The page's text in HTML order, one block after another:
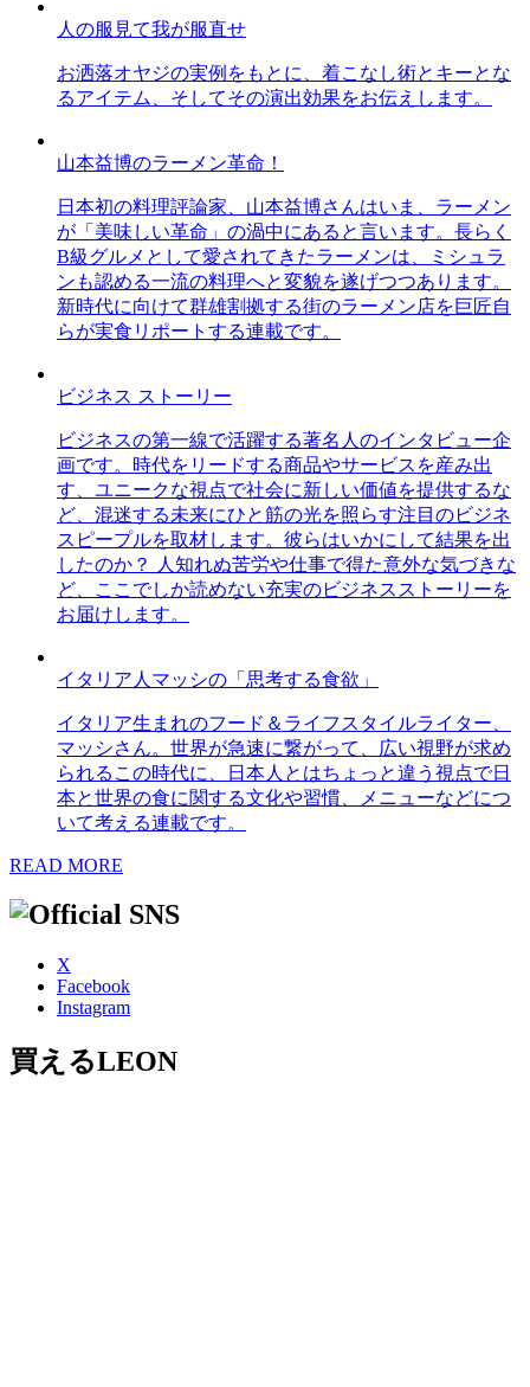
人の服見て我が服直せ
お洒落オヤジの実例をもとに、着こなし術とキーとな
るアイテム、そしてその演出効果をお伝えします。
山本益博のラーメン革命！
日本初の料理評論家、山本益博さんはいま、ラーメン
が「美味しい革命」の渦中にあると言います。長らく
B級グルメとして愛されてきたラーメンは、ミシュラ
ンも認める一流の料理へと変貌を遂げつつあります。
新時代に向けて群雄割拠する街のラーメン店を巨匠自
らが実食リポートする連載です。
ビジネス ストーリー
ビジネスの第一線で活躍する著名人のインタビュー企
画です。時代をリードする商品やサービスを産み出
す、ユニークな視点で社会に新しい価値を提供するな
ど、混迷する未来にひと筋の光を照らす注目のビジネ
スピープルを取材します。彼らはいかにして結果を出
したのか？ 人知れぬ苦労や仕事で得た意外な気づきな
ど、ここでしか読めない充実のビジネスストーリーを
お届けします。
イタリア人マッシの「思考する食欲」
イタリア生まれのフード＆ライフスタイルライター、
マッシさん。世界が急速に繋がって、広い視野が求め
られるこの時代に、日本人とはちょっと違う視点で日
本と世界の食に関する文化や習慣、メニューなどにつ
いて考える連載です。
READ MORE
X
Facebook
Instagram
買えるLEON